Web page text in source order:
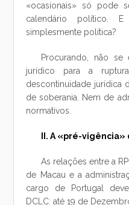
«ocasionais» só pode
calendário político.
simplesmente política?
Procurando, não se
jurídico para a
descontinuidade jurídica
de soberania. Nem de
normativos.
II. A «pré-vigência»
As relações entre a
de Macau e a
cargo de Portugal
DCLC: até 19 de